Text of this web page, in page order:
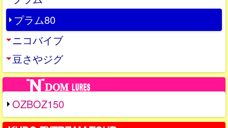
プラム80
ニコバイブ
豆さやジグ
OZBOZ150